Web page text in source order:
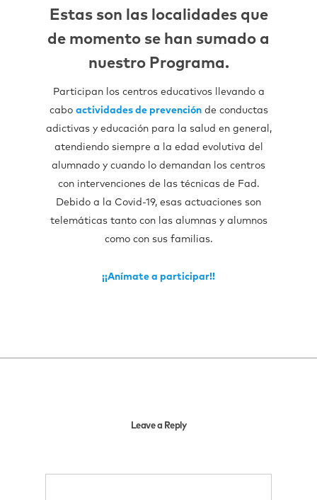
Estas son las localidadesque
de momento se han sumado a
nuestro Programa.
Participan los centros educativos llevando a
cabo actividades de prevenciónde conductas
adictivas y educación para la salud en general,
atendiendo siempre a la edad evolutiva del
alumnado y cuando lo demandan los centros
con intervenciones de las técnicas de Fad.
Debido a la Covid-19, esas actuaciones son
telemáticas tanto con las alumnas y alumnos
como con sus familias.
¡¡Anímate a participar!!
Leave a Reply